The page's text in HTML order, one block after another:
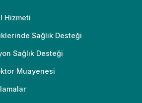
Hizmeti
Sağlık Desteği
Sağlık Desteği
Muayenesi